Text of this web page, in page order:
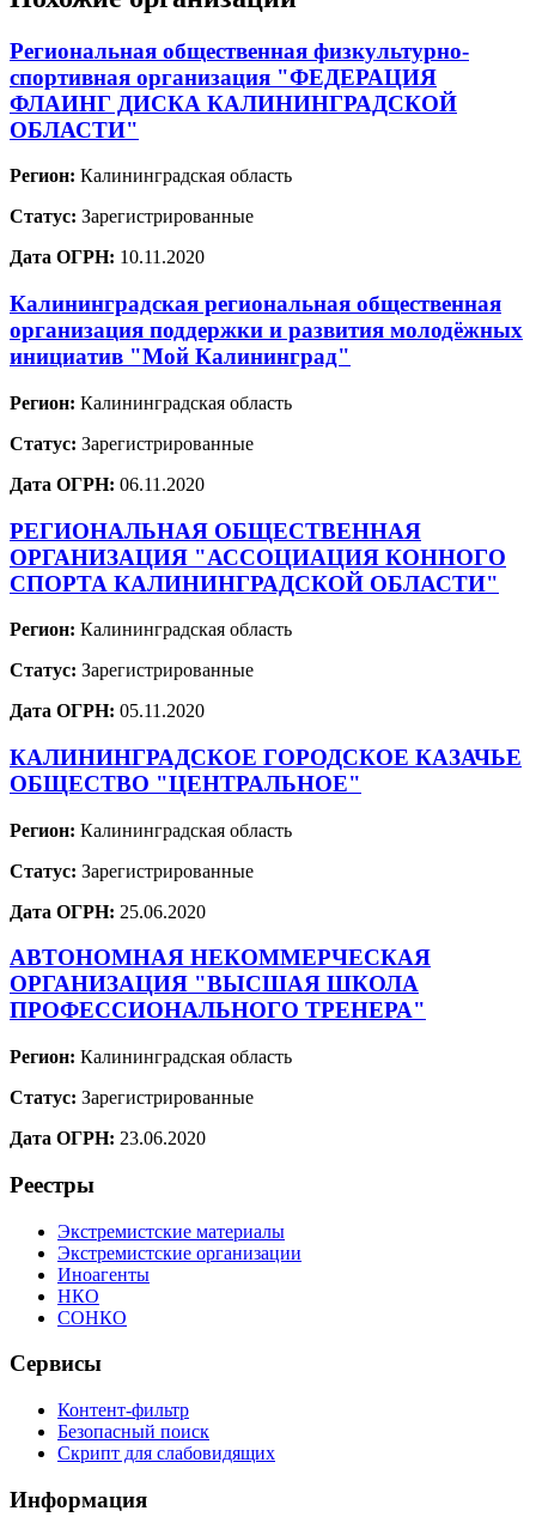
Региональная общественная физкультурно-
спортивная организация "ФЕДЕРАЦИЯ
ФЛАИНГ ДИСКА КАЛИНИНГРАДСКОЙ
ОБЛАСТИ"
Регион: Калининградская область
Статус: Зарегистрированные
Дата ОГРН: 10.11.2020
Калининградская региональная общественная
организация поддержки и развития молодёжных
инициатив "Мой Калининград"
Регион: Калининградская область
Статус: Зарегистрированные
Дата ОГРН: 06.11.2020
РЕГИОНАЛЬНАЯ ОБЩЕСТВЕННАЯ
ОРГАНИЗАЦИЯ "АССОЦИАЦИЯ КОННОГО
СПОРТА КАЛИНИНГРАДСКОЙ ОБЛАСТИ"
Регион: Калининградская область
Статус: Зарегистрированные
Дата ОГРН: 05.11.2020
КАЛИНИНГРАДСКОЕ ГОРОДСКОЕ КАЗАЧЬЕ
ОБЩЕСТВО "ЦЕНТРАЛЬНОЕ"
Регион: Калининградская область
Статус: Зарегистрированные
Дата ОГРН: 25.06.2020
АВТОНОМНАЯ НЕКОММЕРЧЕСКАЯ
ОРГАНИЗАЦИЯ "ВЫСШАЯ ШКОЛА
ПРОФЕССИОНАЛЬНОГО ТРЕНЕРА"
Регион: Калининградская область
Статус: Зарегистрированные
Дата ОГРН: 23.06.2020
Реестры
Экстремистские материалы
Экстремистские организации
Иноагенты
НКО
СОНКО
Сервисы
Контент-фильтр
Безопасный поиск
Скрипт для слабовидящих
Информация